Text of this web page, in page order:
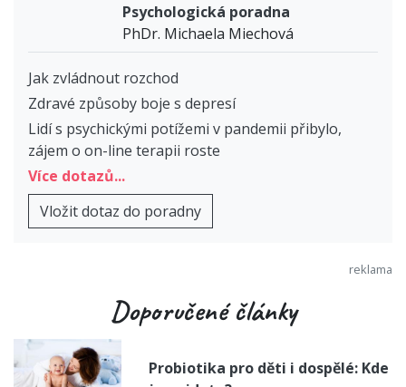
Psychologická poradna
PhDr. Michaela Miechová
Jak zvládnout rozchod
Zdravé způsoby boje s depresí
Lidí s psychickými potížemi v pandemii přibylo,
zájem o on-line terapii roste
Více dotazů...
Vložit dotaz do poradny
Doporučené články
Probiotika pro děti i dospělé: Kde